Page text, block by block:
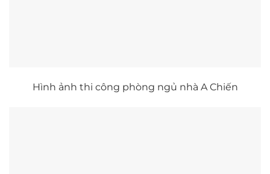
Hình ảnh thi công phòng ngủ nhà A Chiến